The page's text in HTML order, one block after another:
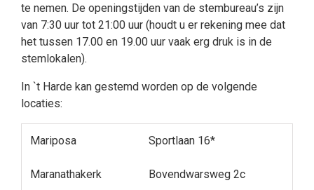
te nemen. De openingstijden van de stembureau’s zijn
van 7:30 uur tot 21:00 uur (houdt u er rekening mee dat
het tussen 17.00 en 19.00 uur vaak erg druk is in de
stemlokalen).
In `t Harde kan gestemd worden op de volgende
locaties:
Mariposa Sportlaan 16*
Maranathakerk Bovendwarsweg 2c